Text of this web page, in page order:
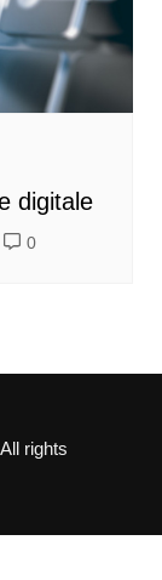
digitale
0
rights